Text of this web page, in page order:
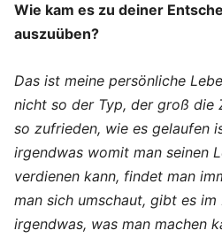
Wie kam es zu deiner
auszuüben?
Das ist meine persönliche
nicht so der Typ, der groß die
so zufrieden, wie es gelaufen
irgendwas womit man seinen
verdienen kann, findet man
man sich umschaut, gibt es
irgendwas, was man machen